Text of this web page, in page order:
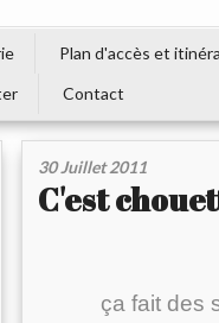
Plan d'accès et
Contact
30 Juillet 2011
C'est
ça fait des